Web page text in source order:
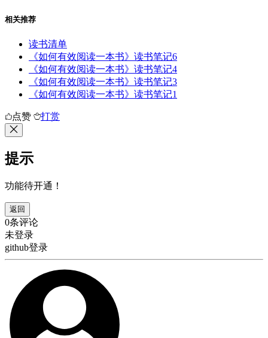
相关推荐
读书清单
《如何有效阅读一本书》读书笔记6
《如何有效阅读一本书》读书笔记4
《如何有效阅读一本书》读书笔记3
《如何有效阅读一本书》读书笔记1
点赞 打赏
提示
功能待开通！
返回
0条评论
未登录
github登录